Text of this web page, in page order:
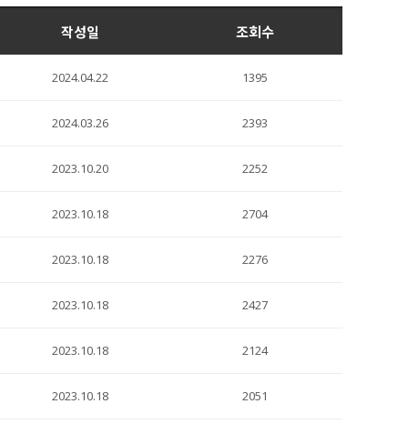
작성일 조회수
2024.04.22 1395
2024.03.26 2393
2023.10.20 2252
2023.10.18 2704
2023.10.18 2276
2023.10.18 2427
2023.10.18 2124
2023.10.18 2051